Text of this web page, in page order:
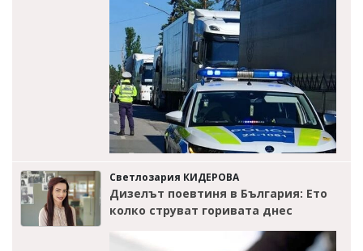
Светлозария КИДЕРОВА
Дизелът поевтиня в България: Ето
колко струват горивата днес